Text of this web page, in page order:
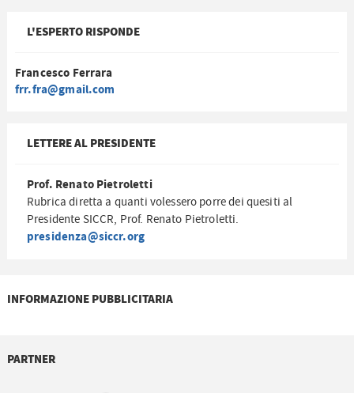
L'ESPERTO RISPONDE
Francesco Ferrara
frr.fra@gmail.com
LETTERE AL PRESIDENTE
Prof. Renato Pietroletti
Rubrica diretta a quanti volessero porre dei quesiti al
Presidente SICCR, Prof. Renato Pietroletti.
presidenza@siccr.org
INFORMAZIONE PUBBLICITARIA
PARTNER